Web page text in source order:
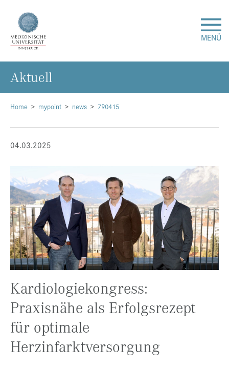
MENÜ
Forschung
Studium & Lehre
Krankenversorgung
Internationales
Events
Presse
Jobs
Kontakt
Datenschutz
en
Home mypoint news 790415
04.03.2025
Kardiologiekongress:
Praxisnähe als Erfolgsrezept
für optimale
Herzinfarktversorgung
Ak­tu­ell